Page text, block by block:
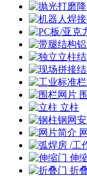
立柱
伸
折